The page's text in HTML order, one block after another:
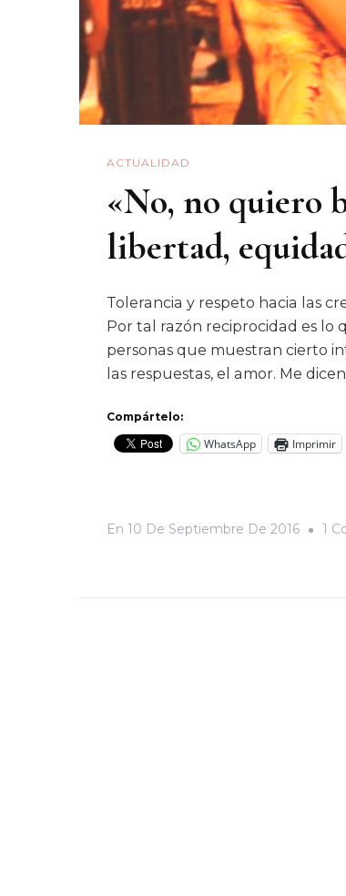
ACTUALIDAD
«No, no quiero
libertad,
Tolerancia y respeto hacia las
Por tal razón reciprocidad es lo
personas que muestran cierto
las respuestas, el amor. Me
Compártelo:
WhatsApp Imprimir
En 10 De Septiembre De 2016 1